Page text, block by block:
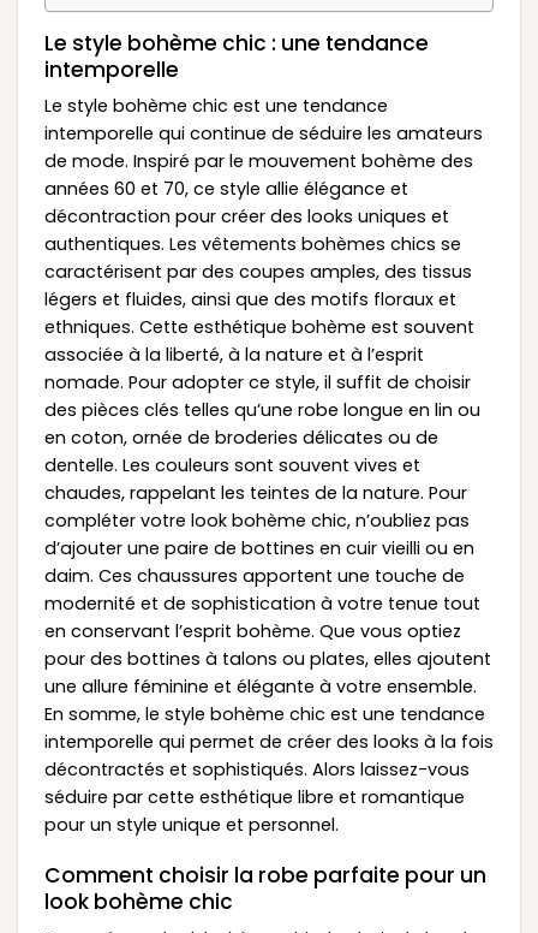
Le style bohème chic : une tendance
intemporelle
Le style bohème chic est une tendance
intemporelle qui continue de séduire les amateurs
de mode. Inspiré par le mouvement bohème des
années 60 et 70, ce style allie élégance et
décontraction pour créer des looks uniques et
authentiques. Les vêtements bohèmes chics se
caractérisent par des coupes amples, des tissus
légers et fluides, ainsi que des motifs floraux et
ethniques. Cette esthétique bohème est souvent
associée à la liberté, à la nature et à l’esprit
nomade. Pour adopter ce style, il suffit de choisir
des pièces clés telles qu’une robe longue en lin ou
en coton, ornée de broderies délicates ou de
dentelle. Les couleurs sont souvent vives et
chaudes, rappelant les teintes de la nature. Pour
compléter votre look bohème chic, n’oubliez pas
d’ajouter une paire de bottines en cuir vieilli ou en
daim. Ces chaussures apportent une touche de
modernité et de sophistication à votre tenue tout
en conservant l’esprit bohème. Que vous optiez
pour des bottines à talons ou plates, elles ajoutent
une allure féminine et élégante à votre ensemble.
En somme, le style bohème chic est une tendance
intemporelle qui permet de créer des looks à la fois
décontractés et sophistiqués. Alors laissez-vous
séduire par cette esthétique libre et romantique
pour un style unique et personnel.
Comment choisir la robe parfaite pour un
look bohème chic